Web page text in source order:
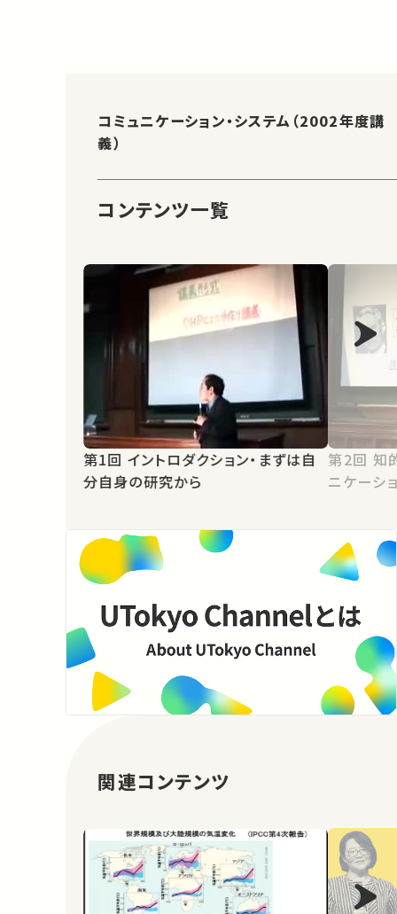
コミュニケーション・システム（2002年度講
義）
コンテンツ一覧
第1回 イントロダクション・まずは自
分自身の研究から
第2回 知的通信からヒューマンコミュ
ニケーシ
関連コンテンツ